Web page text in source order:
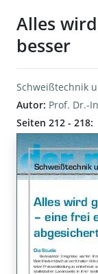
Alles
besser
Schweißtechnik
Autor: Prof. Dr.-
Seiten 212 - 218: